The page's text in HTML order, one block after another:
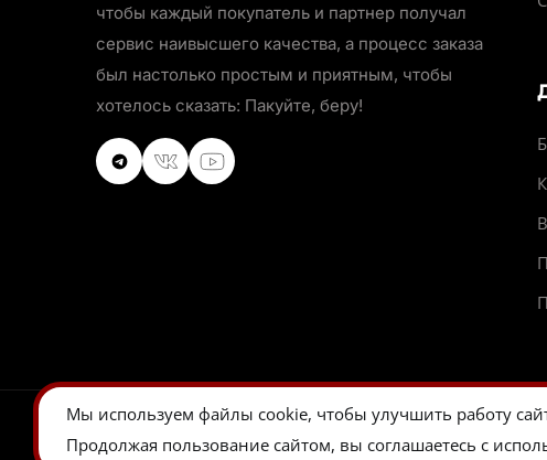
чтобы каждый покупатель и партнер получал
сервис наивысшего качества, а процесс заказа
был настолько простым и приятным, чтобы
хотелось сказать: Пакуйте, беру!
VKontakteVKontakteYoutube
Мы используем файлы cookie, чтобы улучшить работу
Продолжая пользование сайтом, вы соглашаетесь с